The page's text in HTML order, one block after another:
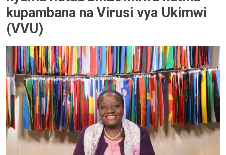
kupambana na Virusi vya Ukimwi
(VVU)